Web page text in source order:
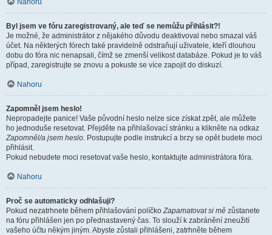
Nahoru
Byl jsem ve fóru zaregistrovaný, ale teď se nemůžu přihlásit?!
Je možné, že administrátor z nějakého důvodu deaktivoval nebo smazal váš
účet. Na některých fórech také pravidelně odstraňují uživatele, kteří dlouhou
dobu do fóra nic nenapsali, čímž se zmenší velikost databáze. Pokud je to váš
případ, zaregistrujte se znovu a pokuste se více zapojit do diskuzí.
Nahoru
Zapomněl jsem heslo!
Nepropadejte panice! Vaše původní heslo nelze sice získat zpět, ale můžete
ho jednoduše resetovat. Přejděte na přihlašovací stránku a klikněte na odkaz
Zapomněl/a jsem heslo. Postupujte podle instrukcí a brzy se opět budete moci
přihlásit.
Pokud nebudete moci resetovat vaše heslo, kontaktujte administrátora fóra.
Nahoru
Proč se automaticky odhlašuji?
Pokud nezatrhnete během přihlašování políčkoZapamatovat si mě zůstanete
na fóru přihlášen jen po přednastavený čas. To slouží k zabránění zneužití
vašeho účtu někým jiným. Abyste zůstali přihlášeni, zatrhněte během